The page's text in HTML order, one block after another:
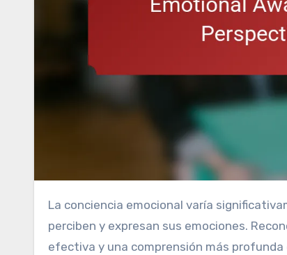
La conciencia emocional varía significativamente entre culturas, afectando la manera en que las sociedades
perciben y expresan sus emociones.
efectiva y una comprensión más